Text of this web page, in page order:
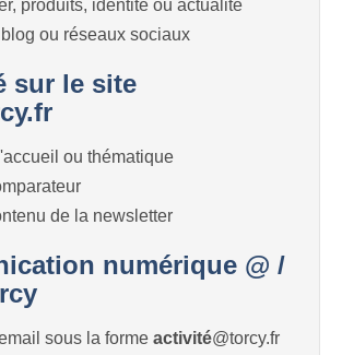
produits, identité ou actualité
ou réseaux sociaux
sur le site
ou thématique
de la newsletter
numérique @ /
sous la forme activité@torcy.fr